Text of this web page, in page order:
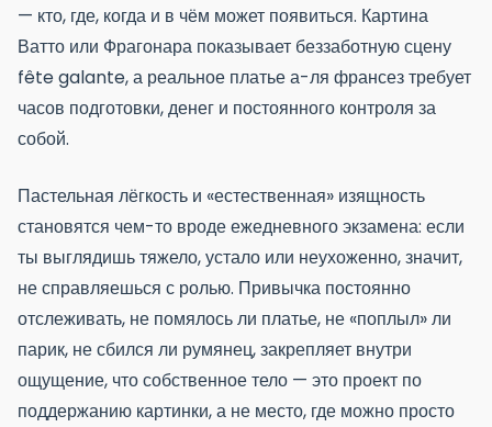
— кто, где, когда и в чём может появиться. Картина
Ватто или Фрагонара показывает беззаботную сцену
fête galante, а реальное платье а-ля франсез требует
часов подготовки, денег и постоянного контроля за
собой.
Пастельная лёгкость и «естественная» изящность
становятся чем-то вроде ежедневного экзамена: если
ты выглядишь тяжело, устало или неухоженно, значит,
не справляешься с ролью. Привычка постоянно
отслеживать, не помялось ли платье, не «поплыл» ли
парик, не сбился ли румянец, закрепляет внутри
ощущение, что собственное тело — это проект по
поддержанию картинки, а не место, где можно просто